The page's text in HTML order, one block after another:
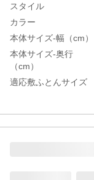
スタイル
カラー
本体サイズ-幅（cm）
本体サイズ-奥行
（cm）
適応敷ふとんサイズ
材質